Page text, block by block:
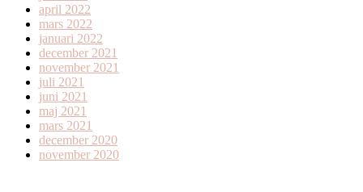
april 2022
mars 2022
januari 2022
december 2021
november 2021
juli 2021
juni 2021
maj 2021
mars 2021
december 2020
november 2020